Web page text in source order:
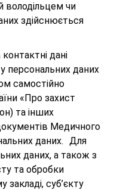
володільцем чи
здійснюється
дані
персональних даних
самостійно
«Про захист
та інших
Медичного
даних. Для
даних, а також з
та обробки
суб’єкту